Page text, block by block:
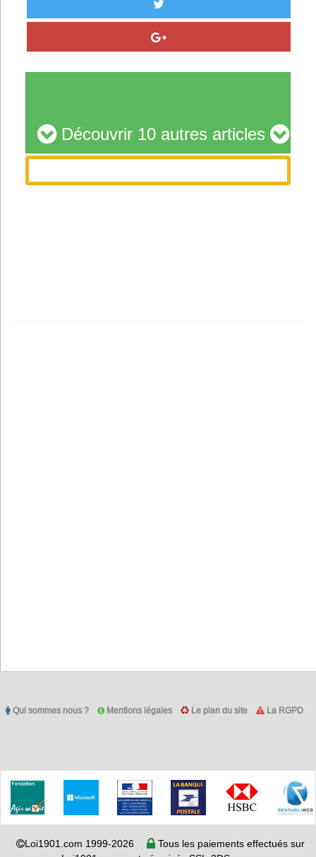
Découvrir 10 autres articles
Qui sommes nous ? Mentions légales Le plan du site La RGPD
Loi1901.com 1999-2026
Tous les paiements effectués sur